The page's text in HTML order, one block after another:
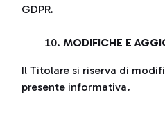
GDPR.
MODIFICHE E
Il Titolare si riserva di
presente informativa.